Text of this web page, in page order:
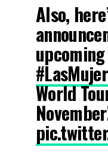
Also,
upcoming
World